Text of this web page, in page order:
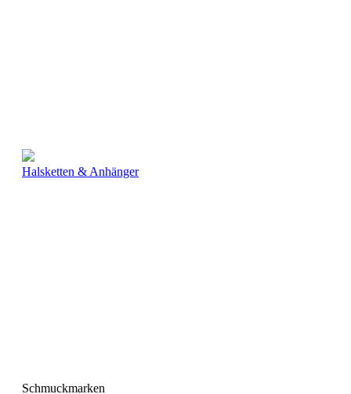
Halsketten & Anhänger
Schmuckmarken